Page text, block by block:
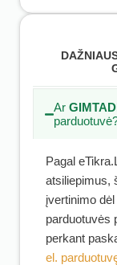
Ar
Pagal
atsiliepimus,
įvertinimo dėl
parduotuvės
perkant
el.